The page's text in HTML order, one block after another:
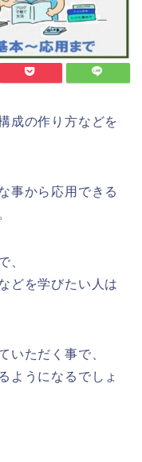
成の作り方などを
事から応用できる
、
どを学びたい人は
いただく事で、
ようになるでしょ